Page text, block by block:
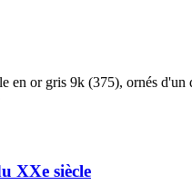
en or gris 9k (375), ornés
XXe siècle